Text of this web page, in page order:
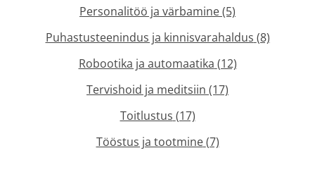
Personalitöö ja värbamine(5)
Puhastusteenindus ja kinnisvarahaldus (8)
Robootika ja automaatika (12)
Tervishoid ja meditsiin (17)
Toitlustus (17)
Tööstus ja tootmine (7)